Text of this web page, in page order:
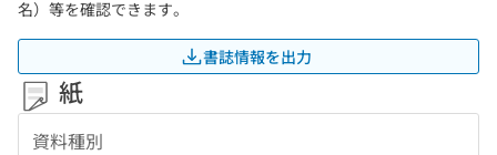
名）等を確認できます。
書誌情報を出力
紙
資料種別